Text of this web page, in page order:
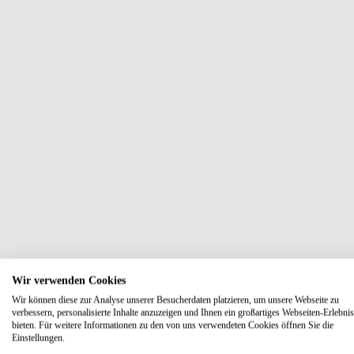
Wir verwenden Cookies
Wir können diese zur Analyse unserer Besucherdaten platzieren, um unsere Webseite zu
verbessern, personalisierte Inhalte anzuzeigen und Ihnen ein großartiges Webseiten-
bieten. Für weitere Informationen zu den von uns verwendeten Cookies öffnen Sie die
Einstellungen.